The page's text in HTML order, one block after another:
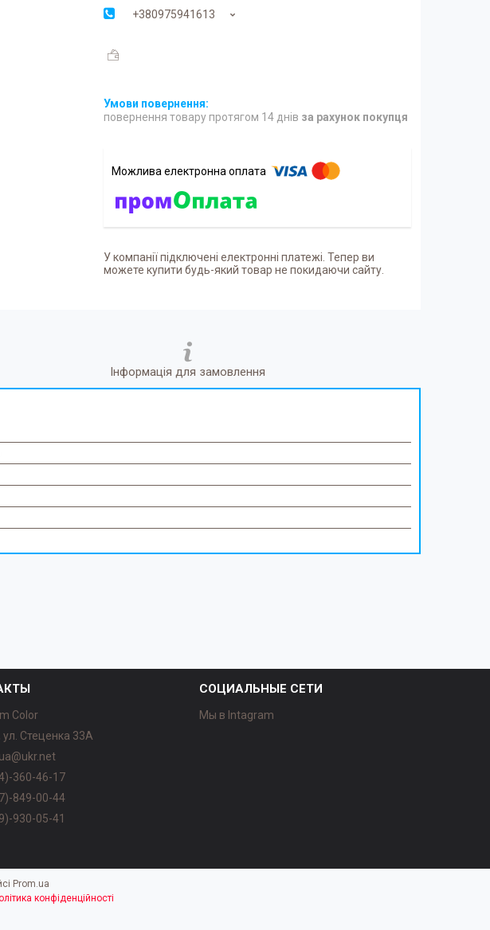
+380975941613
повернення товару протягом 14 днів за рахунок покупця
У компанії підключені електронні платежі. Тепер ви
можете купити будь-який товар не покидаючи сайту.
Інформація для замовлення
Color
ул. Стеценка 33А
360-46-17
849-00-44
930-05-41
СОЦИАЛЬНЫЕ СЕТИ
Мы в Intagram
Prom.ua
конфіденційності